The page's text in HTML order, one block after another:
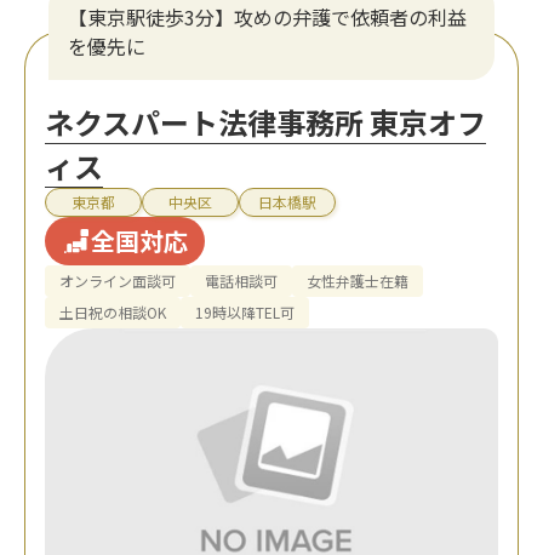
【東京駅徒歩3分】攻めの弁護で依頼者の利益
を優先に
ネクスパート法律事務所 東京オフ
ィス
東京都 中央区 日本橋駅
全国対応
オンライン面談可 電話相談可
女性弁護士在籍
土日祝の相談OK
19時以降TEL可